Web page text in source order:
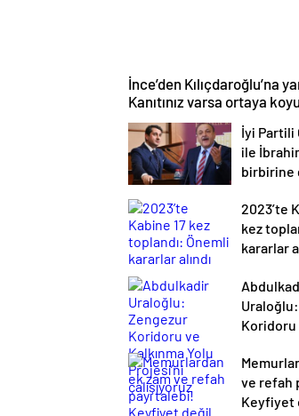
İnce’den Kılıçdaroğlu’na
Kanıtınız varsa ortaya
İyi Partili
ile
birbirine
edecek
2023’te
kez
kararlar
Koridoru
ve refah
Keyfiyet